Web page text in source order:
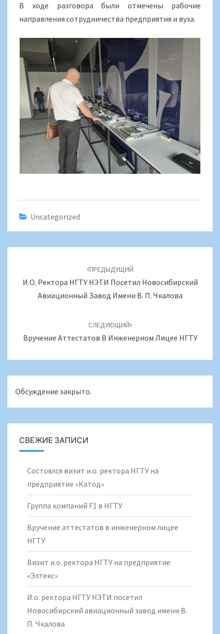
В ходе разговора были отмечены рабочие
направления сотрудничества предприятия и вуза.
Uncategorized
записям
ПРЕДЫДУЩИЙ
И.о. Ректора НГТУ НЭТИ Посетил Новосибирский
Авиационный Завод Имени В. П. Чкалова
СЛЕДУЮЩИЙ
Вручение Аттестатов В Инженерном Лицее НГТУ
Обсуждение закрыто.
СВЕЖИЕ ЗАПИСИ
Состоялся визит и.о. ректора НГТУ на
предприятие «Катод»
Группа компаний F1 в НГТУ
Вручение аттестатов в инженерном лицее
НГТУ
Визит и.о. ректора НГТУ на предприятие
«Элтекс»
И.о. ректора НГТУ НЭТИ посетил
Новосибирский авиационный завод имени В.
П. Чкалова